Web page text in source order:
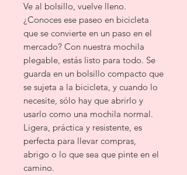
Ve al bolsillo, vuelve lleno.
¿Conoces ese paseo en bicicleta
que se convierte en un paso en el
mercado? Con nuestra mochila
plegable, estás listo para todo. Se
guarda en un bolsillo compacto que
se sujeta a la bicicleta, y cuando lo
necesite, sólo hay que abrirlo y
usarlo como una mochila normal.
Ligera, práctica y resistente, es
perfecta para llevar compras,
abrigo o lo que sea que pinte en el
camino.